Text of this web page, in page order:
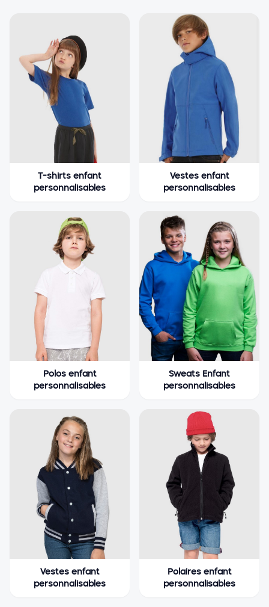
T-shirts enfant
personnalisables
Vestes enfant
personnalisables
Polos enfant
personnalisables
Sweats Enfant
personnalisables
Vestes enfant
personnalisables
Polaires enfant
personnalisables